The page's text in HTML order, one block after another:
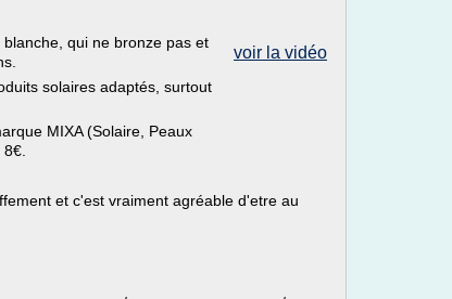
voir la vidéo
qui ne bronze pas et
solaires adaptés, surtout
MIXA (Solaire, Peaux
et c'est vraiment agréable d'etre au